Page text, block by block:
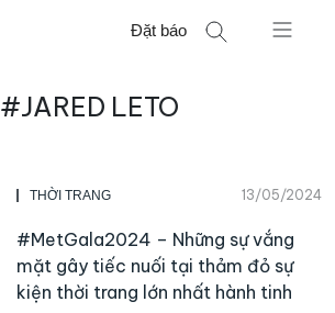
Đặt báo
#JARED LETO
THỜI TRANG 13/05/2024
#MetGala2024 – Những sự vắng
mặt gây tiếc nuối tại thảm đỏ sự
kiện thời trang lớn nhất hành tinh